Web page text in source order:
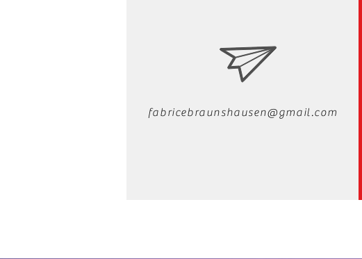
fabricebraunshausen@gmail.com